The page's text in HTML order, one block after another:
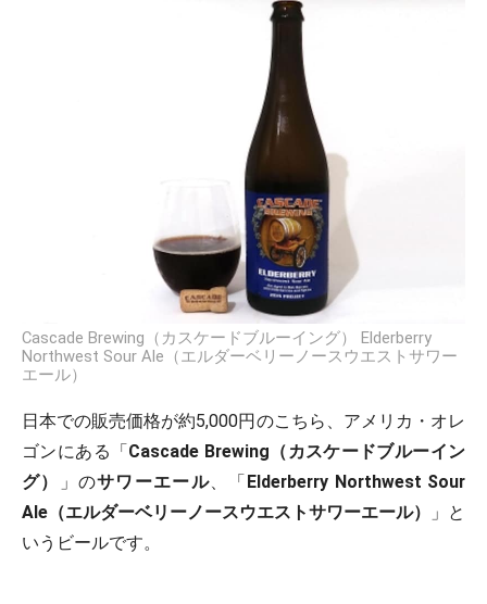
Cascade Brewing（カスケードブルーイング） Elderberry
Northwest Sour Ale（エルダーベリーノースウエストサワー
エール）
日本での販売価格が約5,000円のこちら、アメリカ・オレ
ゴンにある「Cascade Brewing（カスケードブルーイン
グ）
」のサワーエール、「Elderberry Northwest Sour
Ale（エルダーベリーノースウエストサワーエール）
」と
いうビールです。